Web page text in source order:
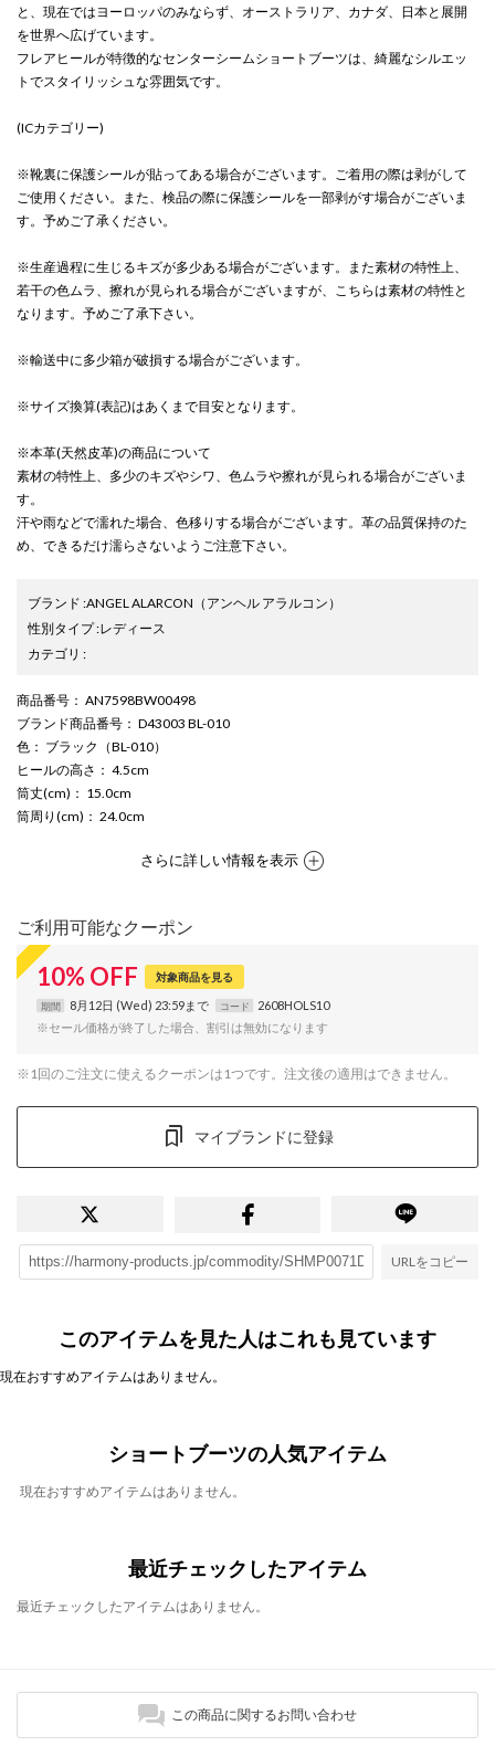
と、現在ではヨーロッパのみならず、オーストラリア、カナダ、日本と展開
を世界へ広げています。
フレアヒールが特徴的なセンターシームショートブーツは、綺麗なシルエッ
トでスタイリッシュな雰囲気です。
(ICカテゴリー)
※靴裏に保護シールが貼ってある場合がございます。ご着用の際は剥がして
ご使用ください。また、検品の際に保護シールを一部剥がす場合がございま
す。予めご了承ください。
※生産過程に生じるキズが多少ある場合がございます。また素材の特性上、
若干の色ムラ、擦れが見られる場合がございますが、こちらは素材の特性と
なります。予めご了承下さい。
※輸送中に多少箱が破損する場合がございます。
※サイズ換算(表記)はあくまで目安となります。
※本革(天然皮革)の商品について
素材の特性上、多少のキズやシワ、色ムラや擦れが見られる場合がございま
す。
汗や雨などで濡れた場合、色移りする場合がございます。革の品質保持のた
め、できるだけ濡らさないようご注意下さい。
ブランド :ANGEL ALARCON （アンヘル アラルコン）
性別タイプ:レディース
カテゴリ :
商品番号 ： AN7598BW00498
ブランド商品番号 ： D43003 BL-010
色 ： ブラック（BL-010）
ヒールの高さ ： 4.5cm
筒丈(cm) ： 15.0cm
筒周り(cm) ： 24.0cm
さらに詳しい情報を表示
ご利用可能なクーポン
10% OFF 対象商品を見る
期間 8月12日 (Wed) 23:59まで コード
2608HOLS10
※セール価格が終了した場合、割引は無効になります
※1回のご注文に使えるクーポンは1つです。注文後の適用はできません。
マイブランドに登録
URLをコピー
このアイテムを見た人はこれも見ています
現在おすすめアイテムはありません。
ショートブーツの人気アイテム
現在おすすめアイテムはありません。
最近チェックしたアイテム
最近チェックしたアイテムはありません。
この商品に関するお問い合わせ